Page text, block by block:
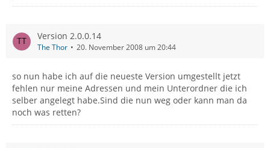
Version 2.0.0.14
The Thor 20. November 2008 um 20:44
so nun habe ich auf die neueste Version umgestellt jetzt
fehlen nur meine Adressen und mein Unterordner die ich
selber angelegt habe.Sind die nun weg oder kann man da
noch was retten?